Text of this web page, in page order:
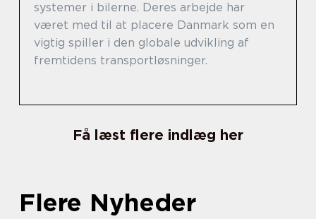
systemer i bilerne. Deres arbejde har
været med til at placere Danmark som en
vigtig spiller i den globale udvikling af
fremtidens transportløsninger.
Få læst flere indlæg her
Flere Nyheder